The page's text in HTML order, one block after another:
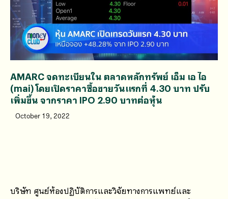
AMARC จดทะเบียนใน ตลาดหลักทรัพย์ เอ็ม เอ ไอ
(mai) โดยเปิดราคาซื้อขายวันแรกที่ 4.30 บาท ปรับ
เพิ่มขึ้น จากราคา IPO 2.90 บาทต่อหุ้น
October 19, 2022
บริษัท ศูนย์ห้องปฏิบัติการและวิจัยทางการแพทย์และ